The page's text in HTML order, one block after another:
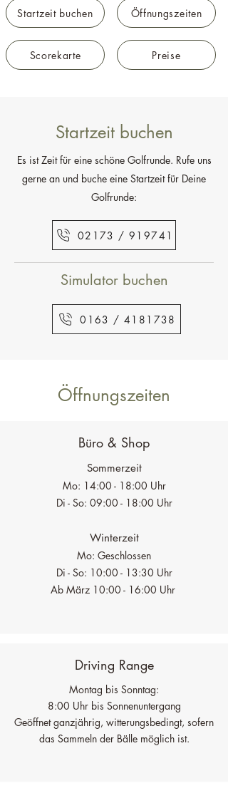
Startzeit buchen
Scorekarte
Öffnungszeiten
Preise
Startzeit buchen
Es ist Zeit für eine schöne Golfrunde. Rufe uns
gerne an und buche eine Startzeit für Deine
Golfrunde:
02173 / 919741
Simulator buchen
0163 / 4181738
Öffnungszeiten
Büro & Shop
Sommerzeit
Mo: 14:00 - 18:00 Uhr
Di - So: 09:00 - 18:00 Uhr
Winterzeit
Mo: Geschlossen
Di - So: 10:00 - 13:30 Uhr
Ab März 10:00 - 16:00 Uhr
Driving Range
Montag bis Sonntag:
8:00 Uhr bis Sonnenuntergang
Geöffnet ganzjährig, witterungsbedingt, sofern
das Sammeln der Bälle möglich ist.